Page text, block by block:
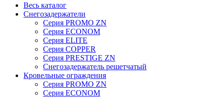
Весь каталог
Снегозадержатели
Серия PROMO ZN
Серия ECONOM
Серия ELITE
Серия COPPER
Серия PRESTIGE ZN
Снегозадержатель решетчатый
Кровельные ограждения
Серия PROMO ZN
Серия ECONOM